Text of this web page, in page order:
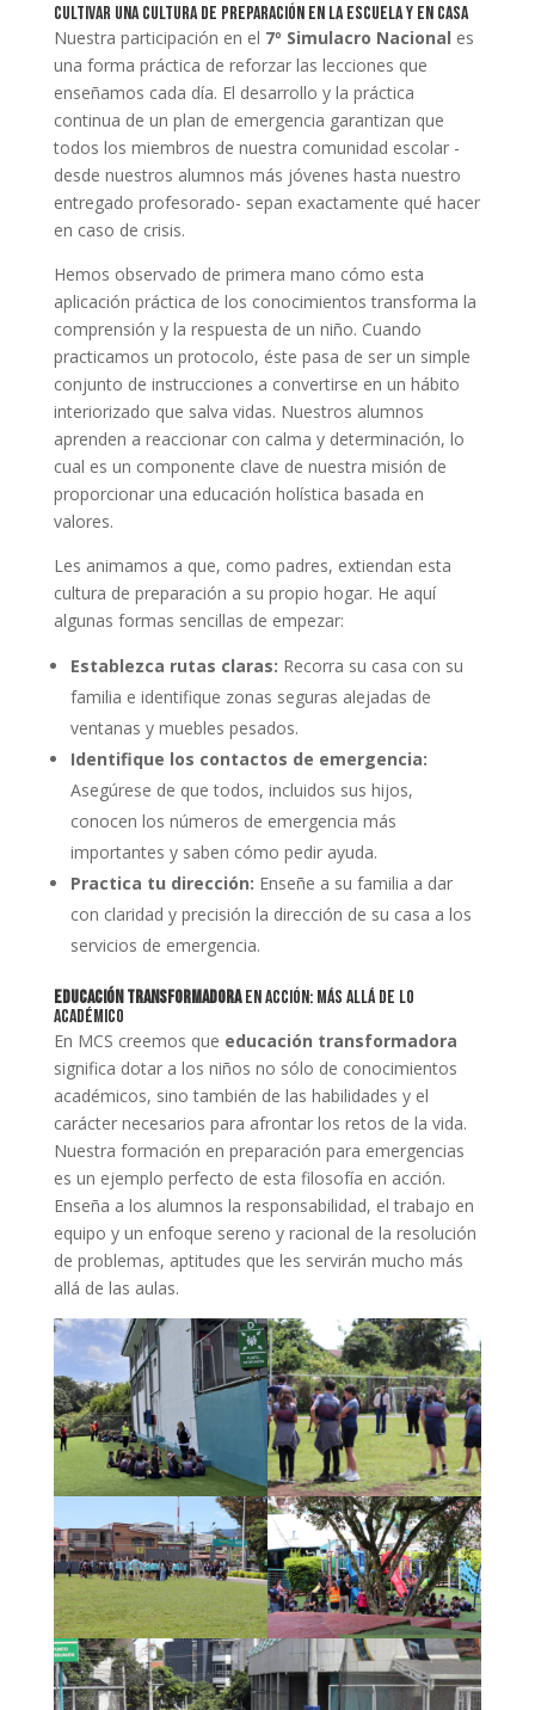
Cultivar una cultura de preparación en la escuela y en casa
Nuestra participación en el 7º Simulacro Nacional es
una forma práctica de reforzar las lecciones que
enseñamos cada día. El desarrollo y la práctica
continua de un plan de emergencia garantizan que
todos los miembros de nuestra comunidad escolar -
desde nuestros alumnos más jóvenes hasta nuestro
entregado profesorado- sepan exactamente qué hacer
en caso de crisis.
Hemos observado de primera mano cómo esta
aplicación práctica de los conocimientos transforma la
comprensión y la respuesta de un niño. Cuando
practicamos un protocolo, éste pasa de ser un simple
conjunto de instrucciones a convertirse en un hábito
interiorizado que salva vidas. Nuestros alumnos
aprenden a reaccionar con calma y determinación, lo
cual es un componente clave de nuestra misión de
proporcionar una educación holística basada en
valores.
Les animamos a que, como padres, extiendan esta
cultura de preparación a su propio hogar. He aquí
algunas formas sencillas de empezar:
Establezca rutas claras: Recorra su casa con su
familia e identifique zonas seguras alejadas de
ventanas y muebles pesados.
Identifique los contactos de emergencia:
Asegúrese de que todos, incluidos sus hijos,
conocen los números de emergencia más
importantes y saben cómo pedir ayuda.
Practica tu dirección: Enseñe a su familia a dar
con claridad y precisión la dirección de su casa a los
servicios de emergencia.
Educación transformadoraen acción: Más allá de lo
académico
En MCS creemos que educación transformadora
significa dotar a los niños no sólo de conocimientos
académicos, sino también de las habilidades y el
carácter necesarios para afrontar los retos de la vida.
Nuestra formación en preparación para emergencias
es un ejemplo perfecto de esta filosofía en acción.
Enseña a los alumnos la responsabilidad, el trabajo en
equipo y un enfoque sereno y racional de la resolución
de problemas, aptitudes que les servirán mucho más
allá de las aulas.